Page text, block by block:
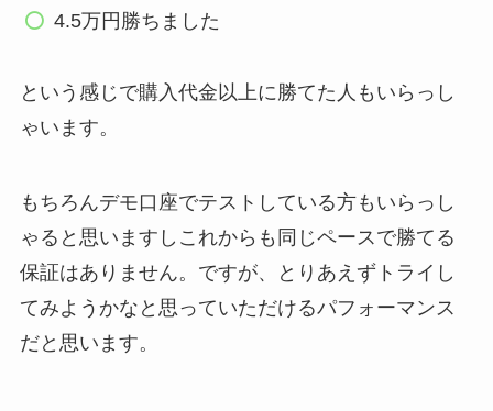
4.5万円勝ちました
という感じで購入代金以上に勝てた人もいらっし
ゃいます。
もちろんデモ口座でテストしている方もいらっし
ゃると思いますしこれからも同じペースで勝てる
保証はありません。ですが、とりあえずトライし
てみようかなと思っていただけるパフォーマンス
だと思います。